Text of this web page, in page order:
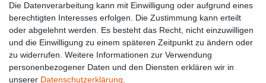
Lieferzeit etwa 1 bis 3 Werktage
Ab 89 € Kostenloser Versand
14 Tage Rückgaberecht
Die Datenverarbeitung kann mit Einwilligung oder aufgrund eines
berechtigten Interesses erfolgen. Die Zustimmung kann erteilt
oder abgelehnt werden. Es besteht das Recht, nicht einzuwilligen
und die Einwilligung zu einem späteren Zeitpunkt zu ändern oder
zu widerrufen. Weitere Informationen zur Verwendung
personenbezogener Daten und den Diensten erklären wir in
unserer Daten­schutz­erklärung